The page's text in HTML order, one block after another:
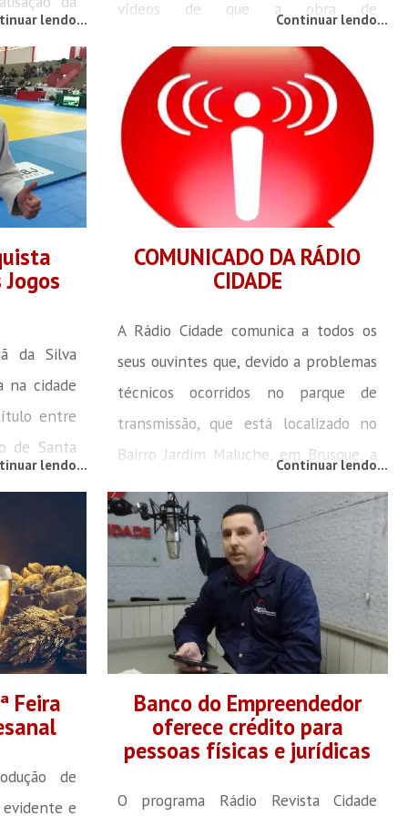
empresa
não teria
serviço e
e
se
lendo...
vídeos de que a obra de
será paralisada. Informamos que esta
notícia não condiz com a realidade.
Ressaltamos que a empresa
contratada finalizou a montagem
referente à construção dos dois túneis
da obra (um na rua Ivandro Bruns e...
Continuar lendo...
da Silva
na cidade
entre
de Santa
no
na
Kauã
Videira,
final de
lendo...
COMUNICADO DA RÁDIO
CIDADE
A Rádio Cidade comunica a todos os
seus ouvintes que, devido a problemas
técnicos ocorridos no parque de
transmissão, que está localizado no
Bairro Jardim Maluche, em Brusque, a
de transmissão reduzido. O motivo é
que a estrutura da torre, que mede 96
metros de altura, acabou caindo
durante a madrugada de domingo (5),
situação causada pelo rompimento em
uma das bases que...
Continuar lendo...
Feira
de
evidente e
Banco do Empreendedor
oferece crédito para
pessoas físicas e jurídicas
O programa Rádio Revista Cidade